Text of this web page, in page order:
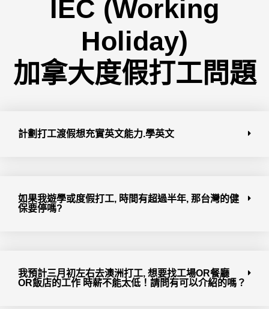
IEC (Working
Holiday)
加拿大度假打工問題
計劃打工渡假想充實英文能力.學英文
如果我遊學或度假打工, 時間有超過半年, 那台灣的健
保要停嗎?
我預計三月初左右去澳洲打工, 想要找工場OR餐廳
OR飯店的工作 時薪不能太低！請問有可以介紹的嗎？